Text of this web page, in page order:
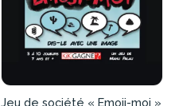
Jeu de société « Emoji-moi »